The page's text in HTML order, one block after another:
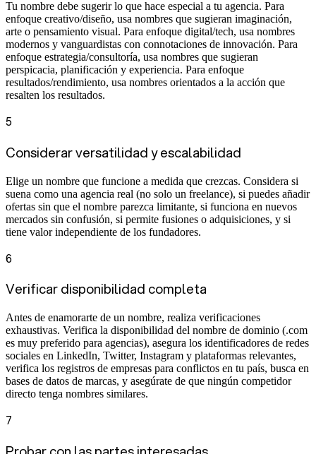
Tu nombre debe sugerir lo que hace especial a tu agencia. Para
enfoque creativo/diseño, usa nombres que sugieran imaginación,
arte o pensamiento visual. Para enfoque digital/tech, usa nombres
modernos y vanguardistas con connotaciones de innovación. Para
enfoque estrategia/consultoría, usa nombres que sugieran
perspicacia, planificación y experiencia. Para enfoque
resultados/rendimiento, usa nombres orientados a la acción que
resalten los resultados.
5
Considerar versatilidad y escalabilidad
Elige un nombre que funcione a medida que crezcas. Considera si
suena como una agencia real (no solo un freelance), si puedes añadir
ofertas sin que el nombre parezca limitante, si funciona en nuevos
mercados sin confusión, si permite fusiones o adquisiciones, y si
tiene valor independiente de los fundadores.
6
Verificar disponibilidad completa
Antes de enamorarte de un nombre, realiza verificaciones
exhaustivas. Verifica la disponibilidad del nombre de dominio (.com
es muy preferido para agencias), asegura los identificadores de redes
sociales en LinkedIn, Twitter, Instagram y plataformas relevantes,
verifica los registros de empresas para conflictos en tu país, busca en
bases de datos de marcas, y asegúrate de que ningún competidor
directo tenga nombres similares.
7